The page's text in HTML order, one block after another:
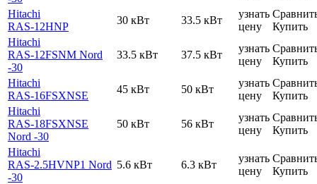
Hitachi
RAS-12HNP
30 кВт 33.5 кВт
узнать
цену
Купить
Hitachi
RAS-12FSNM Nord
-30
33.5 кВт 37.5 кВт
узнать
цену
Купить
Hitachi
RAS-16FSXNSE
45 кВт 50 кВт
узнать
цену
Купить
Hitachi
RAS-18FSXNSE
Nord -30
50 кВт 56 кВт
узнать
цену
Купить
Hitachi
RAS-2.5HVNP1 Nord
-30
5.6 кВт 6.3 кВт
узнать
цену
Купить